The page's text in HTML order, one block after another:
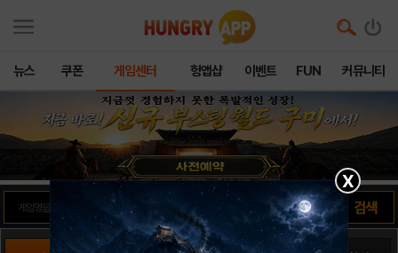
뉴스 쿠폰 게임센터 헝앱샵 이벤트 FUN 커뮤니티
X